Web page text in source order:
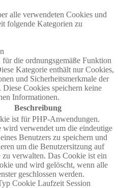
alle verwendeten Cookies und
folgende Kategorien zu
die ordnungsgemäße Funktion
Kategorie enthält nur Cookies,
und Sicherheitsmerkmale der
Diese Cookies speichern keine
Informationen.
Beschreibung
ist für PHP-Anwendungen.
wird verwendet um die eindeutige
Benutzers zu speichern und
um die Benutzersitzung auf
zu verwalten. Das Cookie ist ein
und wird gelöscht, wenn alle
geschlossen werden.
Cookie Laufzeit Session